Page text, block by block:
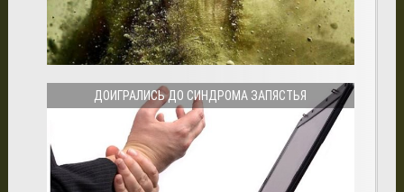
ДОИГРАЛИСЬ ДО СИНДРОМА ЗАПЯСТЬЯ